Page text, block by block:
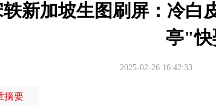
新加坡生图刷屏：冷白
亭"
2025-02-26 16:42:33
摘要